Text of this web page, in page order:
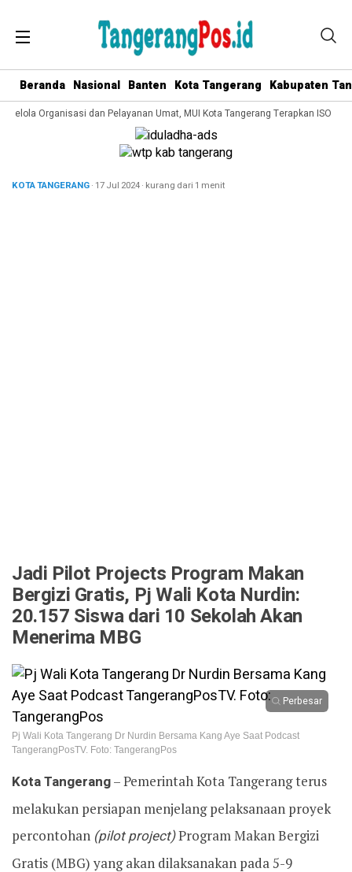
Beranda Nasional Banten Kota Tangerang Kabupaten
Organisasi dan Pelayanan Umat, MUI Kota Tangerang Terapkan ISO
KOTA TANGERANG· 17 Jul 2024· kurang dari 1 menit
Jadi Pilot Projects Program Makan
Bergizi Gratis, Pj Wali Kota Nurdin:
20.157 Siswa dari 10 Sekolah Akan
Menerima MBG
Perbesar
Pj Wali Kota Tangerang Dr Nurdin Bersama Kang Aye Saat Podcast
TangerangPosTV. Foto: TangerangPos
Kota Tangerang– Pemerintah Kota Tangerang terus
melakukan persiapan menjelang pelaksanaan proyek
percontohan (pilot project)Program Makan Bergizi
Gratis (MBG) yang akan dilaksanakan pada 5-9